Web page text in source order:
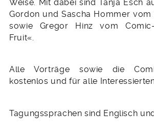
Weise. Mit dabei sind Tanja Esch
Gordon und Sascha Hommer vom
sowie Gregor Hinz vom
Fruit«.
Alle Vorträge sowie die
kostenlos und für alle
Tagungssprachen sind Englisch